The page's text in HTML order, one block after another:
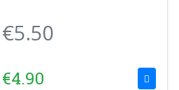
€5.50
€4.90